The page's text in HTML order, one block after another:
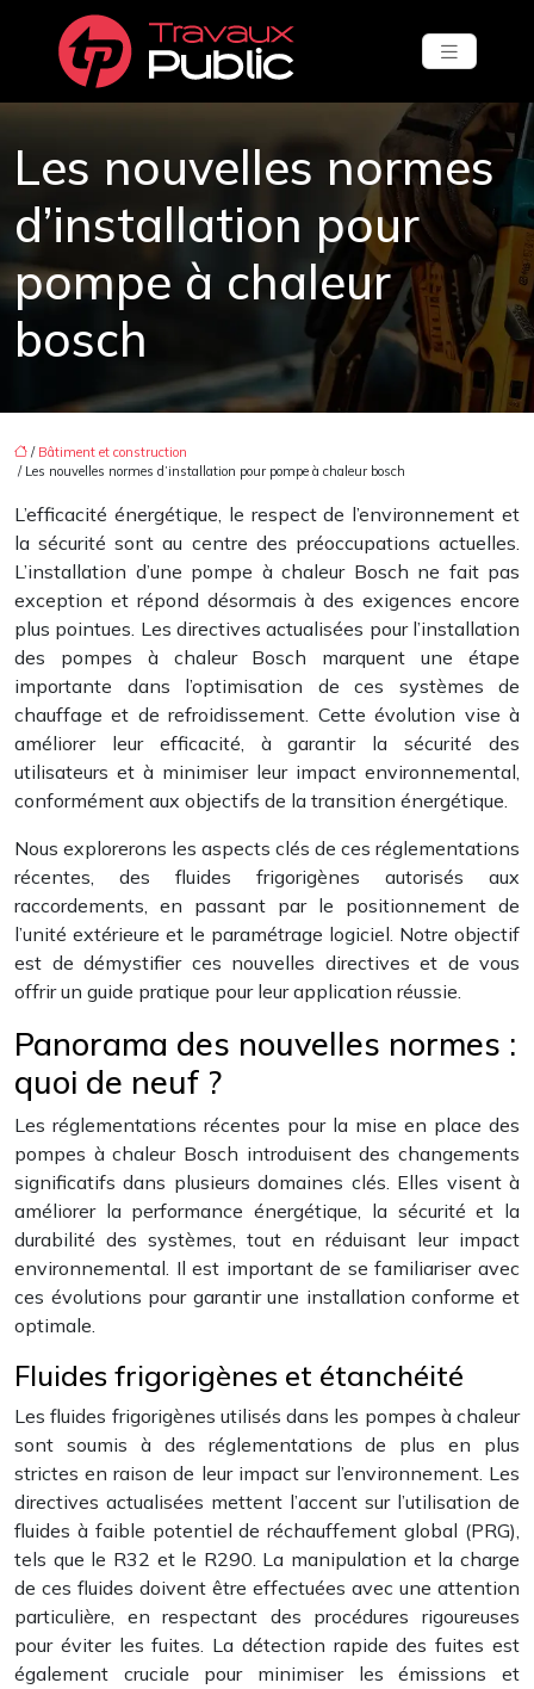
Les nouvelles normes
d’installation pour
pompe à chaleur
bosch
/ Bâtiment et construction
/ Les nouvelles normes d’installation pour pompe à chaleur bosch
L’efficacité énergétique, le respect de l’environnement et
la sécurité sont au centre des préoccupations actuelles.
L’installation d’une pompe à chaleur Bosch ne fait pas
exception et répond désormais à des exigences encore
plus pointues. Les directives actualisées pour l’installation
des pompes à chaleur Bosch marquent une étape
importante dans l’optimisation de ces systèmes de
chauffage et de refroidissement. Cette évolution vise à
améliorer leur efficacité, à garantir la sécurité des
utilisateurs et à minimiser leur impact environnemental,
conformément aux objectifs de la transition énergétique.
Nous explorerons les aspects clés de ces réglementations
récentes, des fluides frigorigènes autorisés aux
raccordements, en passant par le positionnement de
l’unité extérieure et le paramétrage logiciel. Notre objectif
est de démystifier ces nouvelles directives et de vous
offrir un guide pratique pour leur application réussie.
Panorama des nouvelles normes :
quoi de neuf ?
Les réglementations récentes pour la mise en place des
pompes à chaleur Bosch introduisent des changements
significatifs dans plusieurs domaines clés. Elles visent à
améliorer la performance énergétique, la sécurité et la
durabilité des systèmes, tout en réduisant leur impact
environnemental. Il est important de se familiariser avec
ces évolutions pour garantir une installation conforme et
optimale.
Fluides frigorigènes et étanchéité
Les fluides frigorigènes utilisés dans les pompes à chaleur
sont soumis à des réglementations de plus en plus
strictes en raison de leur impact sur l’environnement. Les
directives actualisées mettent l’accent sur l’utilisation de
fluides à faible potentiel de réchauffement global (PRG),
tels que le R32 et le R290. La manipulation et la charge
de ces fluides doivent être effectuées avec une attention
particulière, en respectant des procédures rigoureuses
pour éviter les fuites. La détection rapide des fuites est
également cruciale pour minimiser les émissions et